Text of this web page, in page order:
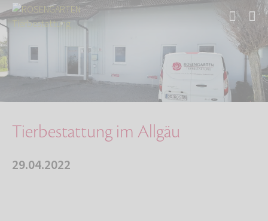
Über uns Tierbestattung im Allgäu
Tierbestattung im Allgäu
29.04.2022